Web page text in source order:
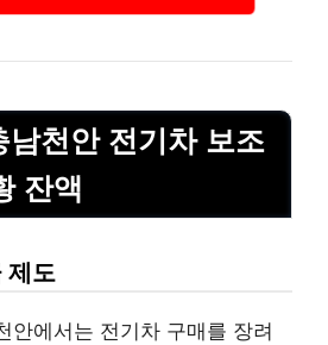
남천안 전기차 보조
잔액
제도
안에서는 전기차 구매를 장려